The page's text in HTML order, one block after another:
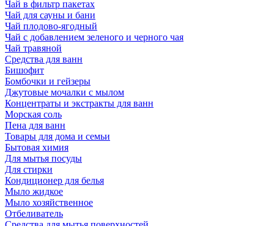
Чай в фильтр пакетах
Чай для сауны и бани
Чай плодово-ягодный
Чай с добавлением зеленого и черного чая
Чай травяной
Средства для ванн
Бишофит
Бомбочки и гейзеры
Джутовые мочалки с мылом
Концентраты и экстракты для ванн
Морская соль
Пена для ванн
Товары для дома и семьи
Бытовая химия
Для мытья посуды
Для стирки
Кондиционер для белья
Мыло жидкое
Мыло хозяйственное
Отбеливатель